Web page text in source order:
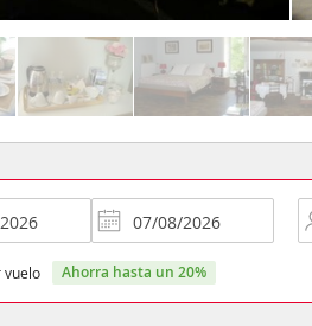
vuelo ahorra hasta un 20%